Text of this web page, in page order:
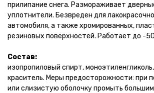
прилипание снега. Размораживает
уплотнители. Безвреден для
автомобиля, а также хромированных,
резиновых поверхностей. Работает до -
Состав:
изопропиловый спирт,
краситель. Меры предосторожности: при
или слизистую оболочку промыть